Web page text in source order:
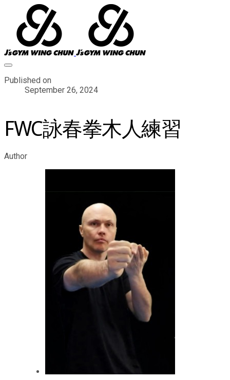
Published on
September 26, 2024
FWC詠春拳木人練習
Author